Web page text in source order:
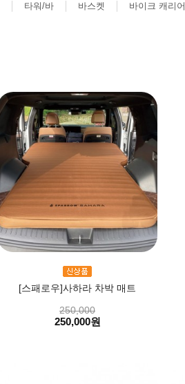
타워/바 바스켓 바이크 캐리어
[스패로우]사하라 차박 매트
250,000
250,000원